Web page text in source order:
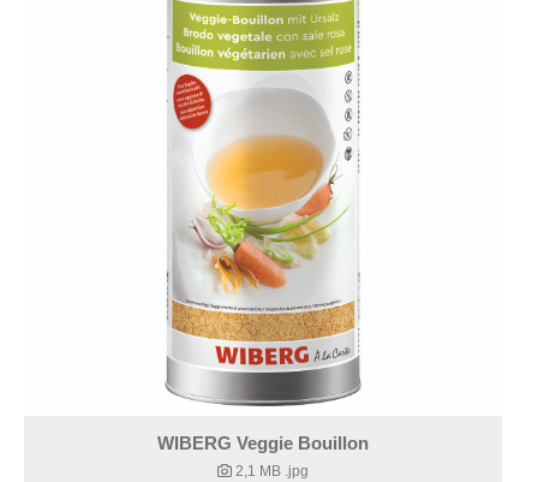
WIBERG Veggie Bouillon
2,1 MB .jpg